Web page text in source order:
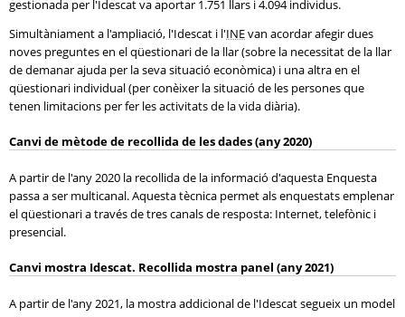
gestionada per l'Idescat va aportar 1.751 llars i 4.094 individus.
Simultàniament a l'ampliació, l'Idescat i l'INEvan acordar afegir dues
noves preguntes en el qüestionari de la llar (sobre la necessitat de la llar
de demanar ajuda per la seva situació econòmica) i una altra en el
qüestionari individual (per conèixer la situació de les persones que
tenen limitacions per fer les activitats de la vida diària).
Canvi de mètode de recollida de les dades (any 2020)
A partir de l'any 2020 la recollida de la informació d'aquesta Enquesta
passa a ser multicanal. Aquesta tècnica permet als enquestats emplenar
el qüestionari a través de tres canals de resposta: Internet, telefònic i
presencial.
Canvi mostra Idescat. Recollida mostra panel (any 2021)
A partir de l'any 2021, la mostra addicional de l'Idescat segueix un model